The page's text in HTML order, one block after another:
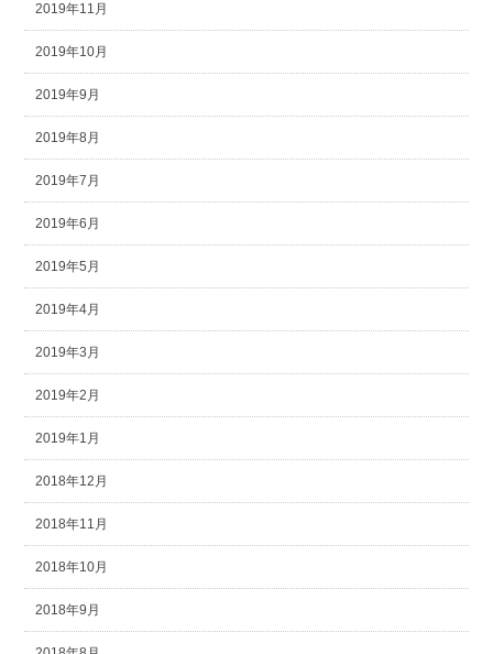
2019年11月
2019年10月
2019年9月
2019年8月
2019年7月
2019年6月
2019年5月
2019年4月
2019年3月
2019年2月
2019年1月
2018年12月
2018年11月
2018年10月
2018年9月